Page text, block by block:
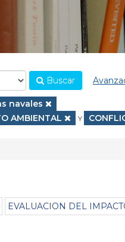
Buscar
navales
AMBIENTAL Y
EVALUACION DEL